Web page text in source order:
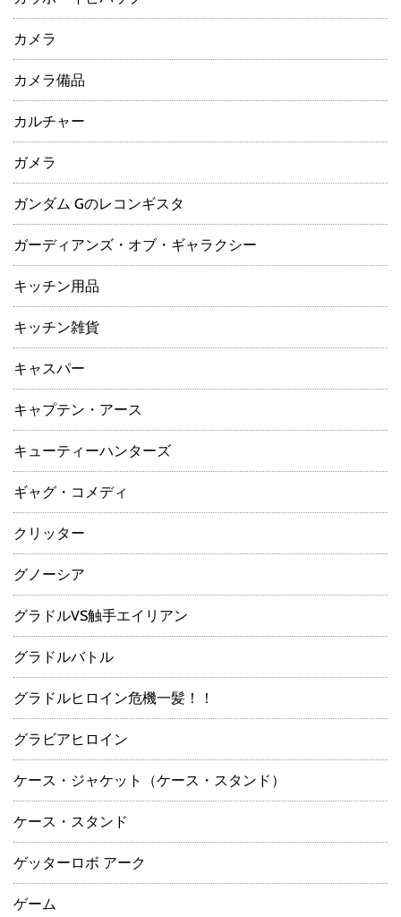
カメラ
カメラ備品
カルチャー
ガメラ
ガンダム Gのレコンギスタ
ガーディアンズ・オブ・ギャラクシー
キッチン用品
キッチン雑貨
キャスパー
キャプテン・アース
キューティーハンターズ
ギャグ・コメディ
クリッター
グノーシア
グラドルVS触手エイリアン
グラドルバトル
グラドルヒロイン危機一髪！！
グラビアヒロイン
ケース・ジャケット（ケース・スタンド）
ケース・スタンド
ゲッターロボ アーク
ゲーム